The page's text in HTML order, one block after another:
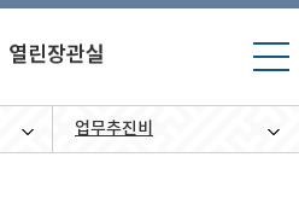
업무추진비